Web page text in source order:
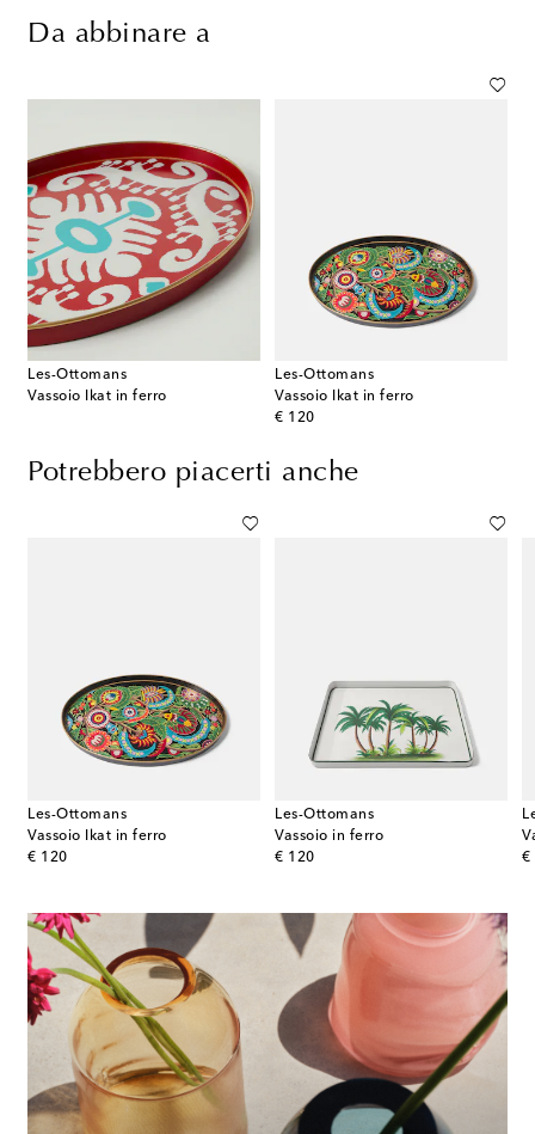
Da abbinare a
Les-Ottomans
Vassoio Ikat in ferro
Les-Ottomans
Vassoio Ikat in ferro
€ 120
original price
Potrebbero piacerti anche
Les-Ottomans
Vassoio Ikat in ferro
€ 120
original price
Les-Ottomans
Vassoio in ferro
€ 120
original price
€